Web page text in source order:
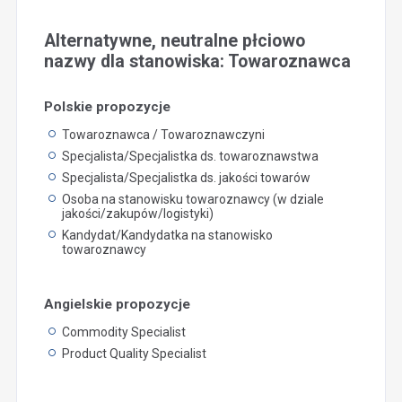
Alternatywne, neutralne płciowo
nazwy dla stanowiska: Towaroznawca
Polskie propozycje
Towaroznawca / Towaroznawczyni
Specjalista/Specjalistka ds. towaroznawstwa
Specjalista/Specjalistka ds. jakości towarów
Osoba na stanowisku towaroznawcy (w dziale
jakości/zakupów/logistyki)
Kandydat/Kandydatka na stanowisko
towaroznawcy
Angielskie propozycje
Commodity Specialist
Product Quality Specialist